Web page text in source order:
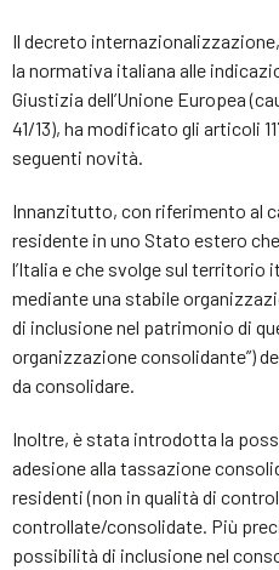
Il decreto
la normativa italiana alle
Giustizia dell’Unione Europea
41/13), ha modificato gli articoli
seguenti novità.
Innanzitutto, con riferimento al
residente in uno Stato estero
l’Italia e che svolge sul territorio
mediante una stabile
di inclusione nel patrimonio di
organizzazione consolidante”)
da consolidare.
Inoltre, è stata introdotta la
adesione alla tassazione
residenti (non in qualità di
controllate/consolidate. Più
possibilità di inclusione nel